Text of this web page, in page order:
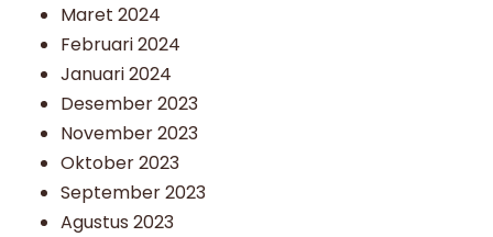
Maret 2024
Februari 2024
Januari 2024
Desember 2023
November 2023
Oktober 2023
September 2023
Agustus 2023